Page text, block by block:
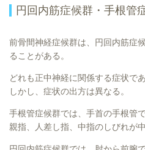
円回内筋症候群・手根管
前骨間神経症候群は、円回内筋症
ることがある。
どれも正中神経に関係する症状であ
しかし、症状の出方は異なる。
手根管症候群では、手首の手根管
親指、人差し指、中指のしびれが